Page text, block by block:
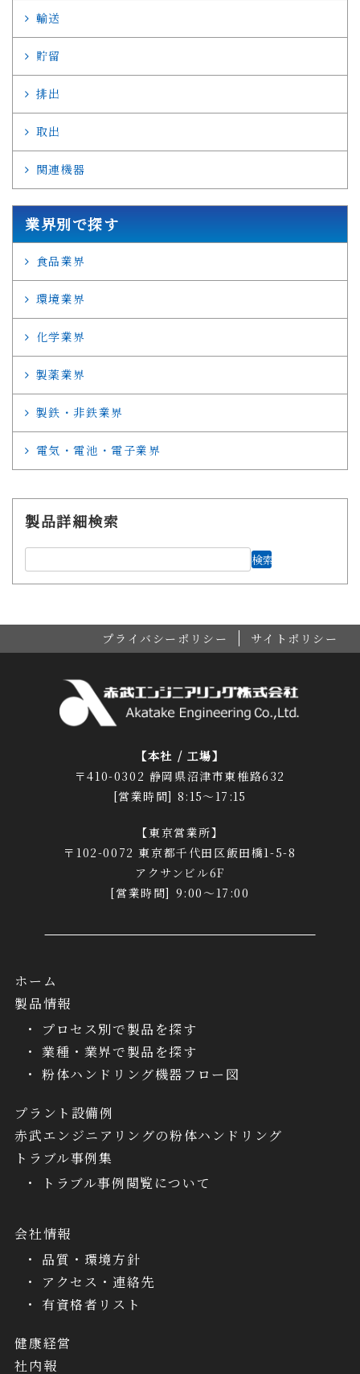
輸送
貯留
排出
取出
関連機器
業界別で探す
食品業界
環境業界
化学業界
製薬業界
製鉄・非鉄業界
電気・電池・電子業界
製品詳細検索
プライバシーポリシー サイトポリシー
【本社 / 工場】
〒410-0302 静岡県沼津市東椎路632
[営業時間] 8:15～17:15
【東京営業所】
〒102-0072 東京都千代田区飯田橋1-5-8
アクサンビル6F
[営業時間] 9:00～17:00
ホーム
製品情報
プロセス別で製品を探す
業種・業界で製品を探す
粉体ハンドリング機器フロー図
プラント設備例
赤武エンジニアリングの粉体ハンドリング
トラブル事例集
トラブル事例閲覧について
会社情報
品質・環境方針
アクセス・連絡先
有資格者リスト
健康経営
社内報